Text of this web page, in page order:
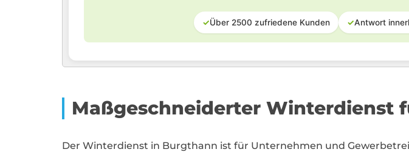
✓Über 2500 zufriedene Kunden ✓Antwort
Maßgeschneiderter Winterdienst
Der Winterdienst in Burgthann ist für Unternehmen und